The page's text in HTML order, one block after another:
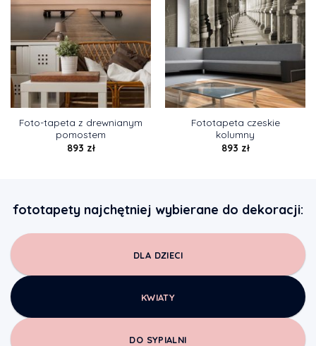
Foto-tapeta z drewnianym
pomostem
893 zł
Fototapeta czeskie
kolumny
893 zł
fototapety najchętniej wybierane do dekoracji:
DLA DZIECI
KWIATY
DO SYPIALNI